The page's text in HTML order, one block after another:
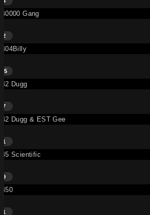
40000 Gang
2
404Billy
15
42 Dugg
7
42 Dugg & EST Gee
1
45 Scientific
9
450
1